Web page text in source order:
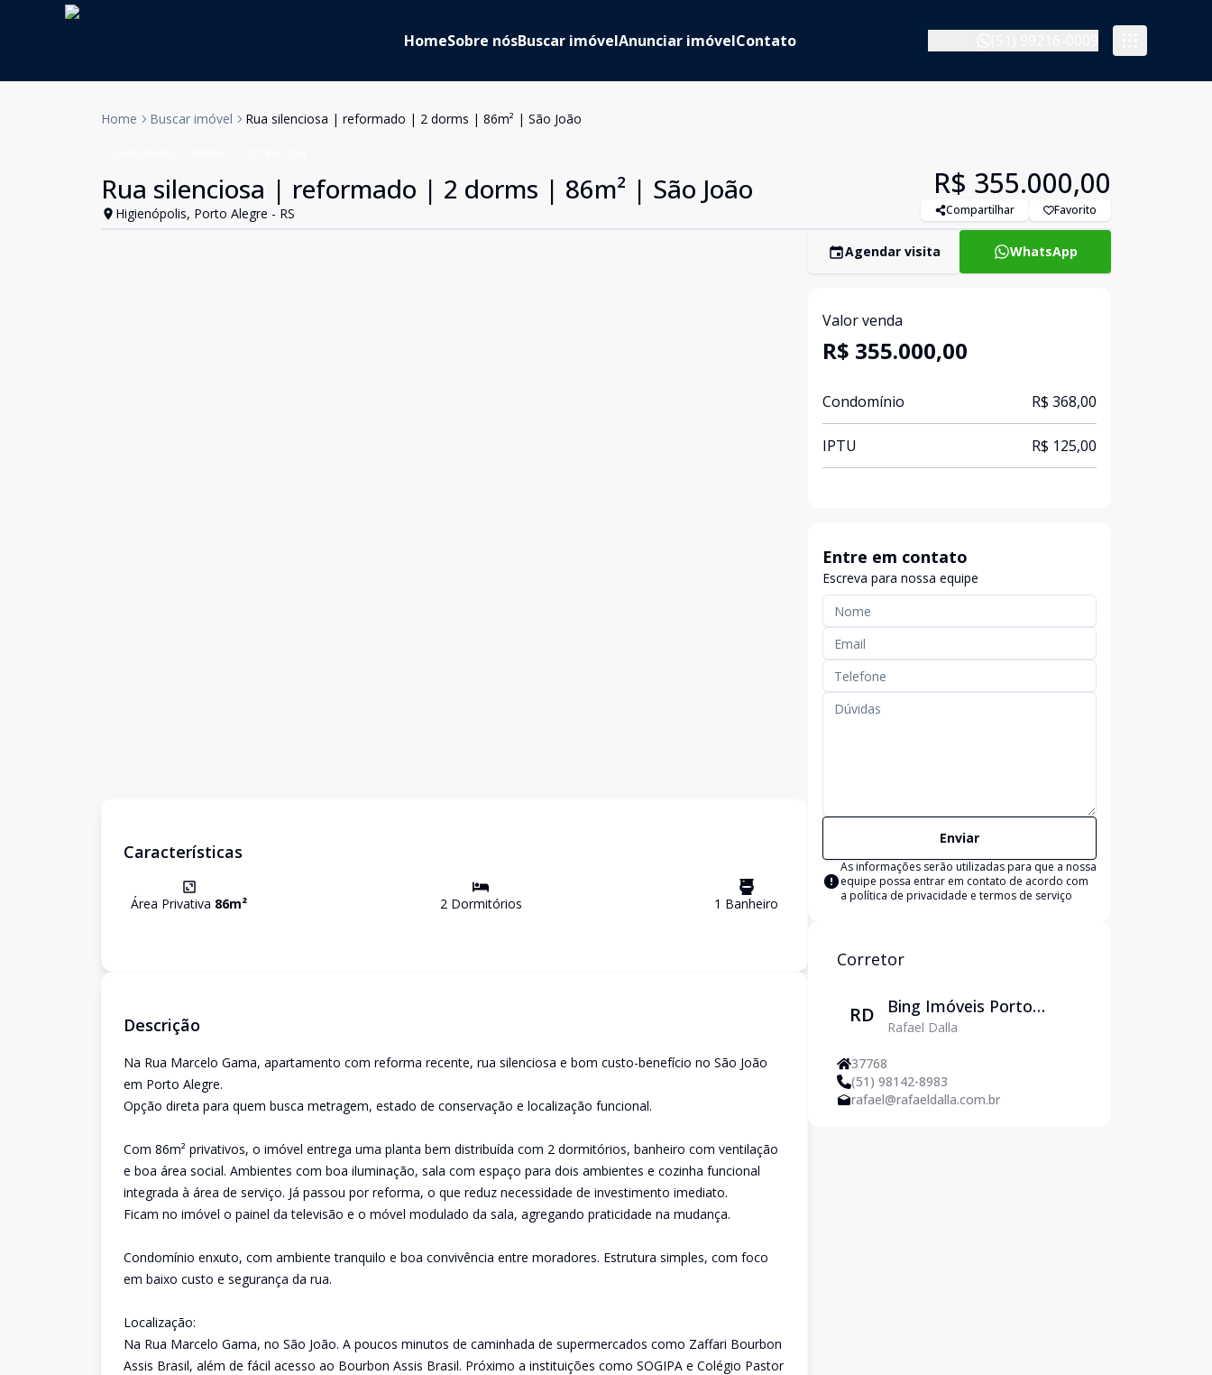
HomeSobre nósBuscar imóvelAnunciar imóvelContato
Home Buscar imóvel Rua silenciosa | reformado | 2 dorms | 86m² | São João
Rua silenciosa | reformado | 2 dorms | 86m² | São João
Higienópolis, Porto Alegre - RS
R$ 355.000,00
Compartilhar Favorito
Características
Área Privativa 86m² 2Dormitórios 1 Banheiro
Descrição
Na Rua Marcelo Gama, apartamento com reforma recente, rua silenciosa e bom custo-benefício no São João
em Porto Alegre.
Opção direta para quem busca metragem, estado de conservação e localização funcional.
Com 86m² privativos, o imóvel entrega uma planta bem distribuída com 2 dormitórios, banheiro com ventilação
e boa área social. Ambientes com boa iluminação, sala com espaço para dois ambientes e cozinha funcional
integrada à área de serviço. Já passou por reforma, o que reduz necessidade de investimento imediato.
Ficam no imóvel o painel da televisão e o móvel modulado da sala, agregando praticidade na mudança.
Condomínio enxuto, com ambiente tranquilo e boa convivência entre moradores. Estrutura simples, com foco
em baixo custo e segurança da rua.
Localização:
Na Rua Marcelo Gama, no São João. A poucos minutos de caminhada de supermercados como Zaffari Bourbon
Assis Brasil, além de fácil acesso ao Bourbon Assis Brasil. Próximo a instituições como SOGIPA e Colégio Pastor
Agendar visita WhatsApp
Valor venda
R$ 355.000,00
Condomínio R$ 368,00
IPTU R$ 125,00
Entre em contato
Escreva para nossa equipe
Enviar
As informações serão utilizadas para que a nossa
equipe possa entrar em contato de acordo com
a política de privacidade e termos de serviço
Corretor
RD
Bing Imóveis Porto
Alegre
Rafael Dalla
37768
(51) 98142-8983
rafael@rafaeldalla.com.br